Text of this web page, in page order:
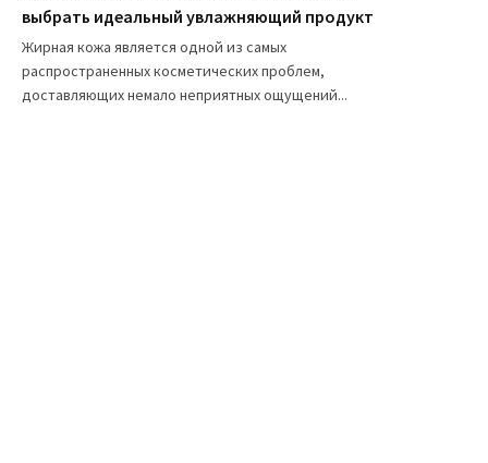
выбрать идеальный увлажняющий продукт
Жирная кожа является одной из самых
распространенных косметических проблем,
доставляющих немало неприятных ощущений...